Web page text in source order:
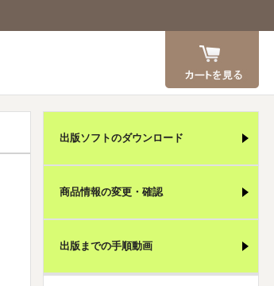
出版ソフトのダウンロード
商品情報の変更・確認
出版までの手順動画